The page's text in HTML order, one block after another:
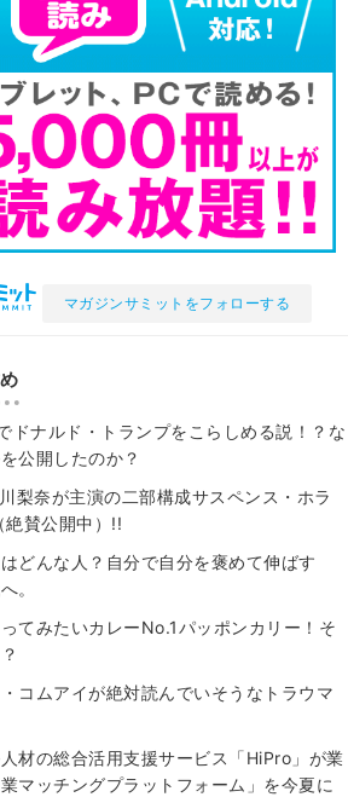
マガジンサミットをフォローする
ドナルド・トランプをこらしめる説！？な
公開したのか？
梨奈が主演の二部構成サスペンス・ホラ
絶賛公開中）!!
どんな人？自分で自分を褒めて伸ばす
。
てみたいカレーNo.1パッポンカリー！そ
コムアイが絶対読んでいそうなトラウマ
材の総合活用支援サービス「HiPro」が業
マッチングプラットフォーム」を今夏に